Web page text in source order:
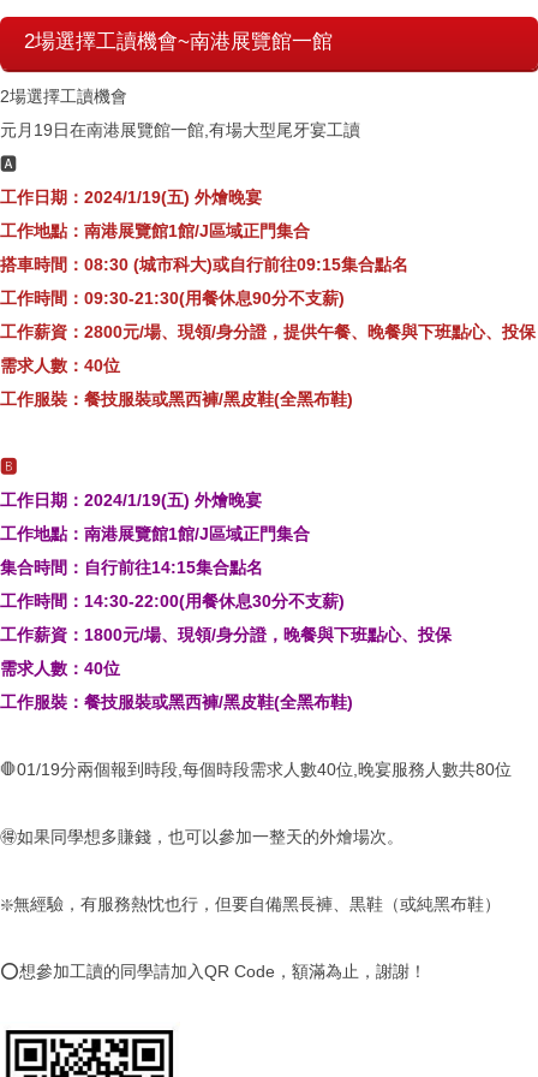
2場選擇工讀機會~南港展覽館一館
2場選擇工讀機會
元月19日在南港展覽館一館,有場大型尾牙宴工讀
🅰️
工作日期：2024/1/19(五) 外燴晚宴
工作地點：南港展覽館1館/J區域正門集合
搭車時間：08:30 (城市科大)或自行前往09:15集合點名
工作時間：09:30-21:30(用餐休息90分不支薪)
工作薪資：2800元/場、現領/身分證，提供午餐、晚餐與下班點心、投保
需求人數：40位
工作服裝：餐技服裝或黑西褲/黑皮鞋(全黑布鞋)
🅱️
工作日期：2024/1/19(五) 外燴晚宴
工作地點：南港展覽館1館/J區域正門集合
集合時間：自行前往14:15集合點名
工作時間：14:30-22:00(用餐休息30分不支薪)
工作薪資：1800元/場、現領/身分證，晚餐與下班點心、投保
需求人數：40位
工作服裝：餐技服裝或黑西褲/黑皮鞋(全黑布鞋)
🛑01/19分兩個報到時段,每個時段需求人數40位,晚宴服務人數共80位
🉐如果同學想多賺錢，也可以參加一整天的外燴場次。
❇️無經驗，有服務熱忱也行，但要自備黑長褲、黒鞋（或純黑布鞋）
⭕️想參加工讀的同學請加入QR Code，額滿為止，謝謝！